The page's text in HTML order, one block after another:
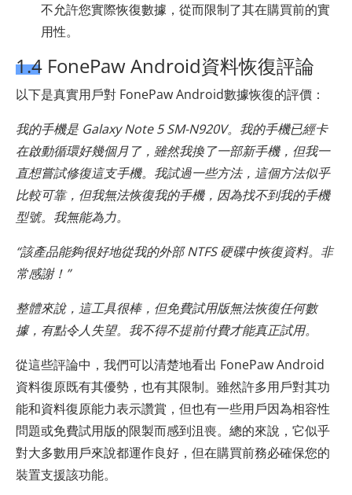
不允許您實際恢復數據，從而限制了其在購買前的實
用性。
1.4 FonePaw Android資料恢復評論
以下是真實用戶對 FonePaw Android數據恢復的評價：
我的手機是 Galaxy Note 5 SM-N920V。我的手機已經卡
在啟動循環好幾個月了，雖然我換了一部新手機，但我一
直想嘗試修復這支手機。我試過一些方法，這個方法似乎
比較可靠，但我無法恢復我的手機，因為找不到我的手機
型號。我無能為力。
“該產品能夠很好地從我的外部 NTFS 硬碟中恢復資料。非
常感謝！”
整體來說，這工具很棒，但免費試用版無法恢復任何數
據，有點令人失望。我不得不提前付費才能真正試用。
從這些評論中，我們可以清楚地看出 FonePaw Android
資料復原既有其優勢，也有其限制。雖然許多用戶對其功
能和資料復原能力表示讚賞，但也有一些用戶因為相容性
問題或免費試用版的限製而感到沮喪。總的來說，它似乎
對大多數用戶來說都運作良好，但在購買前務必確保您的
裝置支援該功能。